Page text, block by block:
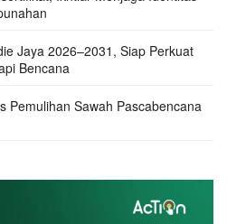
Jaya 2026–2031, Siap Perkuat
Bencana
Pemulihan Sawah Pascabencana